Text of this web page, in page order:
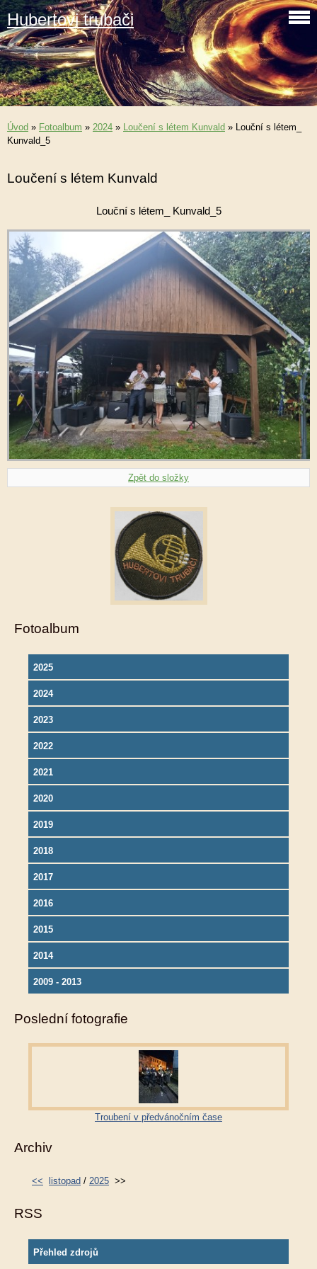
Hubertovi trubači
Úvod » Fotoalbum » 2024 » Loučení s létem Kunvald » Louční s létem_
Kunvald_5
Loučení s létem Kunvald
Louční s létem_ Kunvald_5
Zpět do složky
Fotoalbum
2025
2024
2023
2022
2021
2020
2019
2018
2017
2016
2015
2014
2009 - 2013
Poslední fotografie
Troubení v předvánočním čase
Archiv
<< listopad / 2025 >>
RSS
Přehled zdrojů